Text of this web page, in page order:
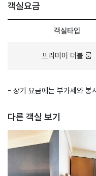
객실요금
객실타입
프리미어 더블 룸
- 상기 요금에는 부가세와 봉
다른 객실 보기